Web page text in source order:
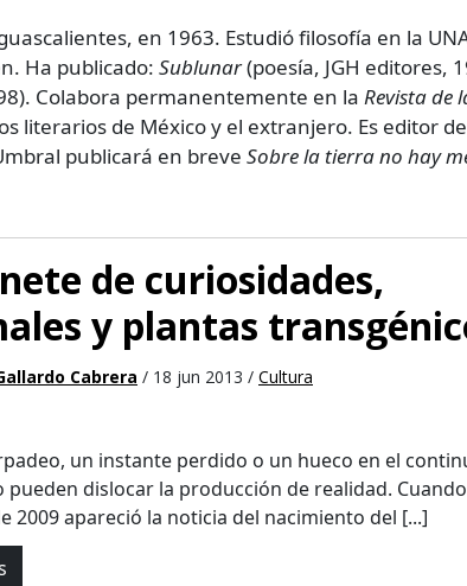
en 1963. Estudió filosofía en la
Ha publicado: Sublunar(poesía, JGH editores,
Colabora permanentemente en la Revistade
literarios de México y el extranjero. Es editor
publicará en breve Sobre la tierra no hay
de curiosidades,
y plantas
Cabrera / 18 jun 2013 / Cultura
un instante perdido o un hueco en el
pueden dislocar la producción de realidad.
2009 apareció la noticia del nacimiento del [...]